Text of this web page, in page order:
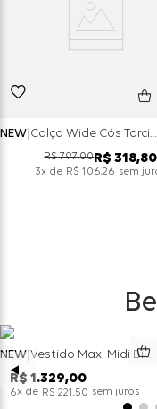
NEW Calça Wide Cós Torcido Heavy Twill - Cacau
R$ 797,00R$ 318,80
3x de R$ 106,26 sem
NEW Vestido Maxi Midi Bicolor Alfaitaria Navy - Marinho
R$ 1.329,00
6x de R$ 221 ,50 sem juros